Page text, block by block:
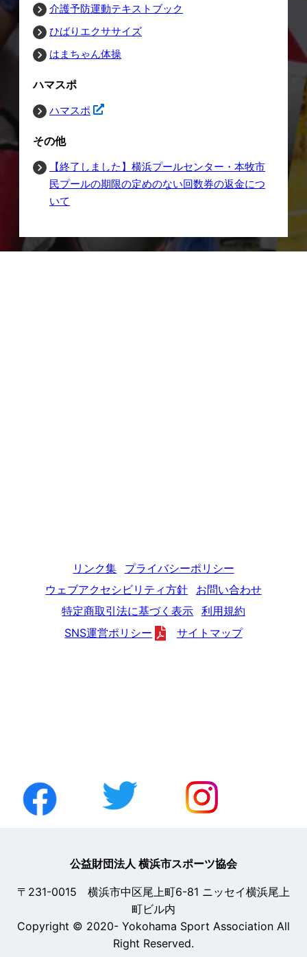
介護予防運動テキストブック
ひばりエクササイズ
はまちゃん体操
ハマスポ
ハマスポ
その他
【終了しました】横浜プールセンター・本牧市
民プールの期限の定めのない回数券の返金につ
いて
リンク集
プライバシーポリシー
ウェブアクセシビリティ方針
お問い合わせ
特定商取引法に基づく表示 利用規約
SNS運営ポリシー
サイトマップ
公益財団法人 横浜市スポーツ協会
〒231-0015 横浜市中区尾上町6-81 ニッセイ横浜尾上
町ビル内
Copyright © 2020- Yokohama Sport Association All
Right Reserved.